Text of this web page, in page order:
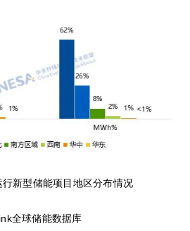
新型储能项目地区分布情况
全球储能数据库